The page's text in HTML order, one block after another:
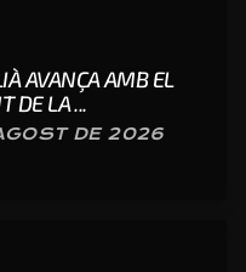
AVANÇA AMB EL
DE LA ...
DE 2026